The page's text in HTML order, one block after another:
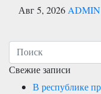
Авг 5, 2026 ADMIN
Свежие записи
В республике